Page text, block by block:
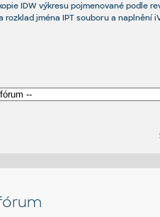
IDW výkresu pojmenované podle
rozklad jména IPT souboru a naplnění